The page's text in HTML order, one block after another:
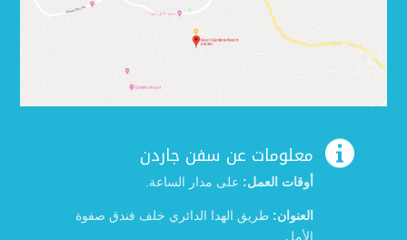
 معلومات عن سفن جاردن
أوقات العمل: على مدار الساعة.
العنوان: طريق الهدا الدائري خلف فندق صفوة
الأمل